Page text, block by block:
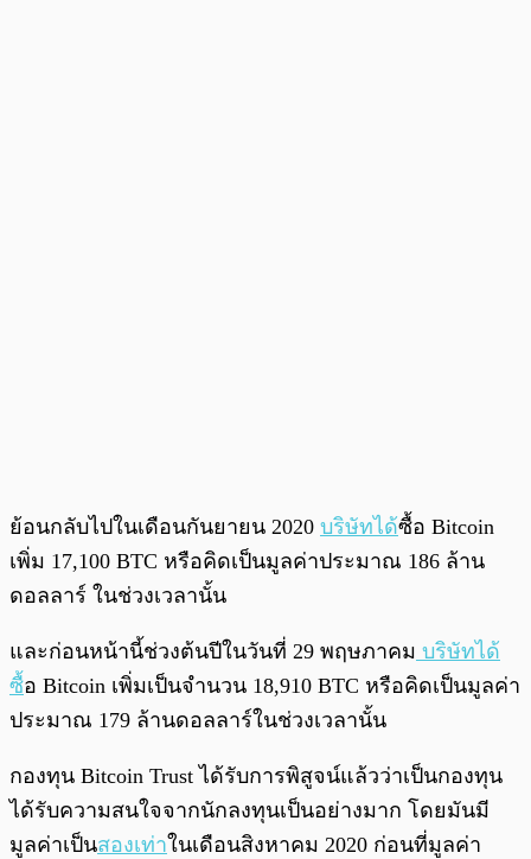
ย้อนกลับไปในเดือนกันยายน 2020 บริษัทได้ซื้อ Bitcoin
เพิ่ม 17,100 BTC หรือคิดเป็นมูลค่าประมาณ 186 ล้าน
ดอลลาร์ ในช่วงเวลานั้น
และก่อนหน้านี้ช่วงต้นปีในวันที่ 29 พฤษภาคม บริษัทได้
ซื้อ Bitcoin เพิ่มเป็นจำนวน 18,910 BTC หรือคิดเป็นมูลค่า
ประมาณ 179 ล้านดอลลาร์ในช่วงเวลานั้น
กองทุน Bitcoin Trust ได้รับการพิสูจน์แล้วว่าเป็นกองทุน
ได้รับความสนใจจากนักลงทุนเป็นอย่างมาก โดยมันมี
มูลค่าเป็นสองเท่าในเดือนสิงหาคม 2020 ก่อนที่มูลค่า